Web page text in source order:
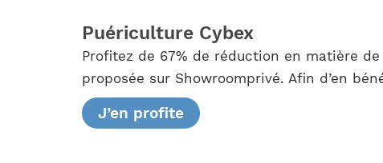
Puériculture Cybex
Profitez de 67% de réduction en matière
proposée sur Showroomprivé. Afin d’en
J’en profite